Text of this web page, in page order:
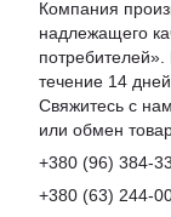
Компания
надлежащего
течение 14
Свяжитесь с
или обмен
+380 (96) 384-
+380 (63) 244-